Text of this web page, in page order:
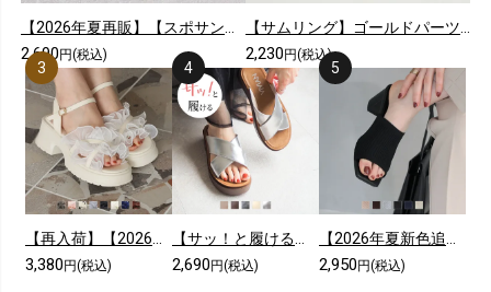
2,690円(税込) 2,230円(税込)
3,380円(税込) 2,690円(税込) 2,950円(税込)